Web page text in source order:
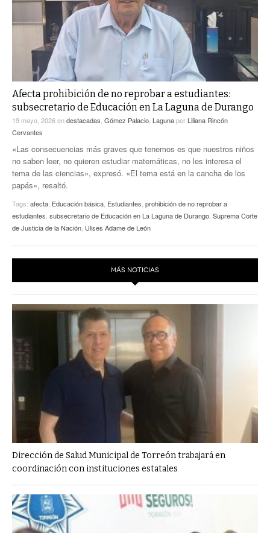
EXA INFORMA
CONTEXTOS
TRAYECTO LAGUNA
A MEDIA MAÑANA
A TODA LEY
DIÁLOGOS CON LA HISTORIA
TWEETS AND BEATS
LA MEJOR 97.1 ESTÉREO GALLITO
ACTUALIDADES GREM
PULSO
Afecta prohibición de no reprobar a estudiantes:
subsecretario de Educación en La Laguna de Durango
19 mayo, 2026endestacadas Gómez Palacio Lagunapor Liliana Rincón
Cervantes
«Las consecuencias más graves que tenemos es que nuestros niños
no saben leer, no quieren estudiar matemáticas, no les interesa el
tema de las ciencias», expresó. «El tema está en la cancha de los
papás», resaltó.
Tags: afecta Educación básica Estudiantes prohibición de no reprobar a
estudiantes subsecretario de Educación en La Laguna de Durango Suprema Corte
de Justicia de la Nación Ulises Adame de León
MÁS NOTICIAS
Dirección de Salud Municipal de Torreón trabajará en
coordinación con instituciones estatales